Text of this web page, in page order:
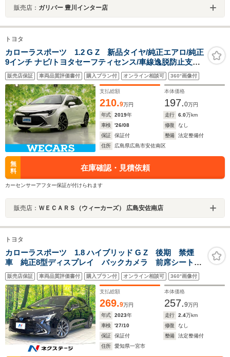
販売店： ガリバー 豊川インター店
トヨタ
カローラスポーツ 1.2 G Z 新品タイヤ/純正エアロ/純正
9インチ ナビ/トヨタセーフティセンス/車線逸脱防止支援
システム/ドライブレコーダー 社外/ヘッドランプ
LED/Bluetooth接続/ETC
販売店保証 車両品質評価書付 購入プラン付 オンライン相談可 360°画像付
支払総額
210.9万円
本体価格
197.0万円
年式
2019年 走行 6.0万km
車検
'26/08 修復
なし
保証
保証付 整備
法定整備付
住所
広島県広島市安佐南区
無
料
在庫確認・見積依頼
カーセンサーアフター保証が付けられます
販売店： ＷＥＣＡＲＳ（ウィーカーズ） 広島安佐南店
トヨタ
カローラスポーツ 1.8 ハイブリッド G Z 後期 禁煙
車 純正8型ディスプレイ バックカメラ 前席シートヒ
ーター 電子パーキングブレーキ 衝突被害軽減システ
ム レーダークルーズ 車線逸脱警報 ETC ドライブ
レコーダー オートエアコン
販売店保証 車両品質評価書付 購入プラン付 オンライン相談可 360°画像付
支払総額
269.9万円
本体価格
257.9万円
年式
2023年 走行 2.4万km
車検
'27/10 修復
なし
保証
保証付 整備
法定整備付
住所
愛知県一宮市